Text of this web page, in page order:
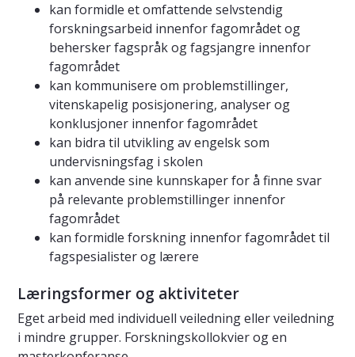
kan formidle et omfattende selvstendig
forskningsarbeid innenfor fagområdet og
behersker fagspråk og fagsjangre innenfor
fagområdet
kan kommunisere om problemstillinger,
vitenskapelig posisjonering, analyser og
konklusjoner innenfor fagområdet
kan bidra til utvikling av engelsk som
undervisningsfag i skolen
kan anvende sine kunnskaper for å finne svar
på relevante problemstillinger innenfor
fagområdet
kan formidle forskning innenfor fagområdet til
fagspesialister og lærere
Læringsformer og aktiviteter
Eget arbeid med individuell veiledning eller veiledning
i mindre grupper. Forskningskollokvier og en